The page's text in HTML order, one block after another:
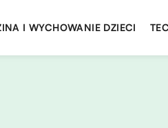
I WYCHOWANIE DZIECI